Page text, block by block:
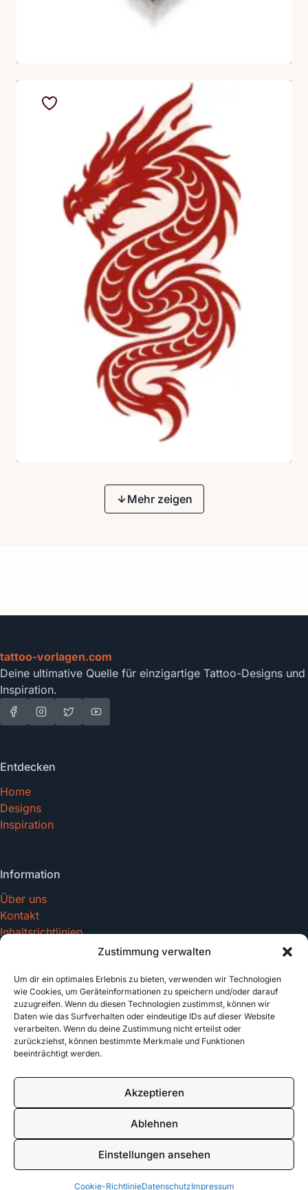
Zustimmung verwalten
Um dir ein optimales Erlebnis zu bieten, verwenden wir Technologien
wie Cookies, um Geräteinformationen zu speichern und/oder darauf
zuzugreifen. Wenn du diesen Technologien zustimmst, können wir
Daten wie das Surfverhalten oder eindeutige IDs auf dieser Website
verarbeiten. Wenn du deine Zustimmung nicht erteilst oder
zurückziehst, können bestimmte Merkmale und Funktionen
beeinträchtigt werden.
Akzeptieren
Ablehnen
Einstellungen ansehen
Cookie-RichtlinieDatenschutzImpressum
Mehr zeigen
tattoo-vorlagen.com
Deine ultimative Quelle für einzigartige Tattoo-Designs und
Inspiration.
Entdecken
Home
Designs
Inspiration
Information
Über uns
Kontakt
Inhaltsrichtlinien
Recht & Datenschutz
Impressum
Datenschutz
AGB
Cookies
© 2026 tattoo-vorlagen.com. All rights reserved.
Made with
für Tattoo Enthusiasten